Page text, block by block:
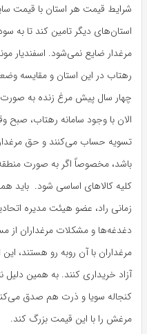
شرایط قیمت هر استان با قیمت
استان‌های دیگر تامین کند تا به
مرغدار ضایع نمی‌شود. اسفندیار
رهتاب در این استان و مقایسه
الان با وجود سامانه رهتاب،
تسویه حساب می‌کنند و حق
باشد، مخصوصاً اگر به صورت
کلیه کالاهای اساسی شود. باید
زمانی راد، عضو هیئت مدیره
دغدغه‌ها و مشکلات مرغداران
مرغداران با آن روبه رو هستند،
آزاد خریداری کنند. به همین
کنجاله سویا و ذرت هم صدق
مرغش را با این قیمت بزرگ کند.